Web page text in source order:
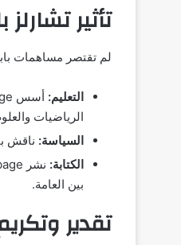
تأثير تشارلز
لم تقتصر مساهمات
التعليم:
الرياضيات
السياسة: ناقش
الكتابة:
بين العامة.
تقدير